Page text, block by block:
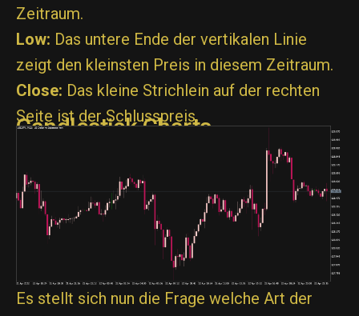
Zeitraum.
Low: Das untere Ende der vertikalen Linie
zeigt den kleinsten Preis in diesem Zeitraum.
Close: Das kleine Strichlein auf der rechten
Seite ist der Schlusspreis.
Candlestick Charts
Es stellt sich nun die Frage welche Art der